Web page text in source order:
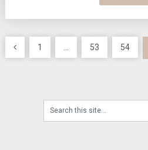
Paginación
1 53 54